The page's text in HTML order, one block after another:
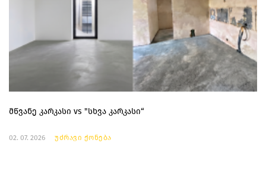
მწვანე კარკასი vs "სხვა კარკასი“
02. 07. 2026 უძრავი ქონება